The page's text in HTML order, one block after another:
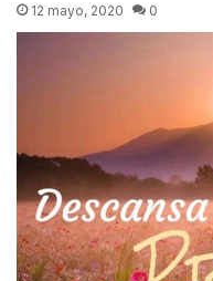
12 mayo, 2020 0